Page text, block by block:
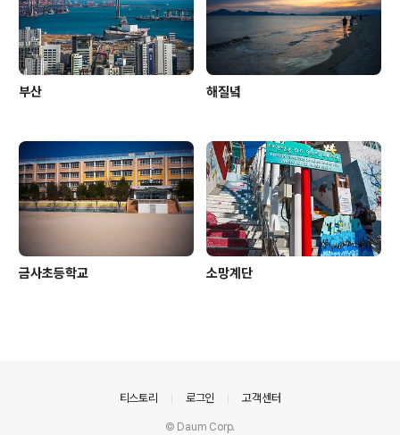
부산 해질녘
금사초등학교 소망계단
티스토리 로그인 고객센터
© Daum Corp.